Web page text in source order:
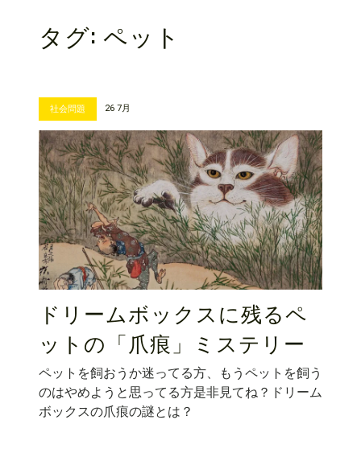
タグ: ペット
社会問題 26 7月
ドリームボックスに残るペ
ットの「爪痕」ミステリー
ペットを飼おうか迷ってる方、もうペットを飼う
のはやめようと思ってる方是非見てね？ドリーム
ボックスの爪痕の謎とは？